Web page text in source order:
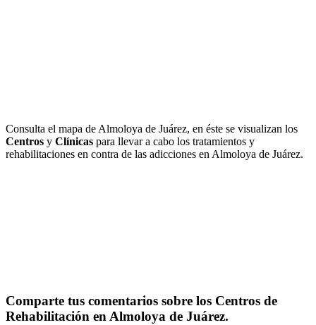
Consulta el mapa de Almoloya de Juárez, en éste se visualizan los
Centros y Clínicas para llevar a cabo los tratamientos y
rehabilitaciones en contra de las adicciones en Almoloya de Juárez.
Comparte tus comentarios sobre los Centros de
Rehabilitación en Almoloya de Juárez.